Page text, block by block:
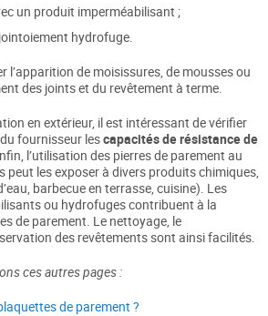
un produit imperméabilisant ;
hydrofuge.
l’apparition de moisissures, de mousses ou
des joints et du revêtement à terme.
en extérieur, il est intéressant de vérifier
fournisseur lescapacités de résistance de
l’utilisation des pierres de parement au
peut les exposer à divers produits chimiques,
barbecue en terrasse, cuisine). Les
ou hydrofuges contribuent à la
de parement. Le nettoyage, le
des revêtements sont ainsi facilités.
ces autres pages :
de parement ?